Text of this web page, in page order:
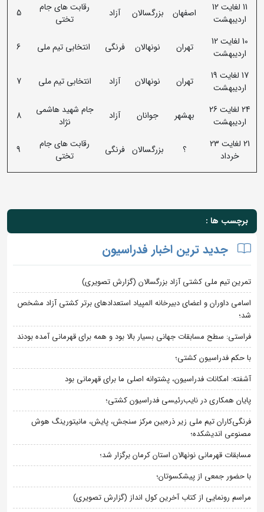
11 لغایت 12
اردیبهشت
اصفهان بزرگسالان آزاد
رقابت های جام
تختی
5
10 لغایت 12
اردیبهشت
تهران نونهالان فرنگی انتخابی تیم ملی 6
17 لغایت 19
اردیبهشت
تهران نونهالان آزاد انتخابی تیم ملی 7
24 لغایت 26
اردیبهشت
بهشهر جوانان آزاد
جام شهید هاشمی
نژاد
8
21 لغایت 23
خرداد
؟ بزرگسالان فرنگی
رقابت های جام
تختی
9
برچسب ها :
جدید ترین اخبار فدراسیون
تمرین تیم ملی کشتی آزاد بزرگسالان (گزارش تصویری)
اسامی داوران و اعضای دبیرخانه المپیاد استعدادهای برتر کشتی آزاد مشخص
شد؛
فراستی: سطح مسابقات جهانی بسیار بالا بود و همه برای قهرمانی آمده بودند
با حکم فدراسیون کشتی؛
آشفته: امکانات فدراسیون، پشتوانه اصلی ما برای قهرمانی بود
پایان همکاری در نایب‌رئیسی فدراسیون کشتی؛
فرنگی‌کاران تیم ملی زیر ذره‌بین مرکز سنجش، پایش، مانیتورینگ هوش
مصنوعی اندیشکده؛
مسابقات قهرمانی نونهالان استان کرمان برگزار شد؛
با حضور جمعی از پیشکسوتان؛
مراسم رونمایی از کتاب آخرین کول انداز (گزارش تصویری)